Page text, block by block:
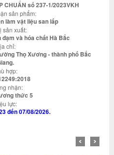
CHUẨN số 237-1/2023VKH
sản phẩm:
làm vật liệu san lấp
sản xuất:
và hóa chất Hà Bắc
chỉ:
Thọ Xương - thành phố Bắc
hợp:
nhận:
thức 5
lực:
đến 07/08/2026.